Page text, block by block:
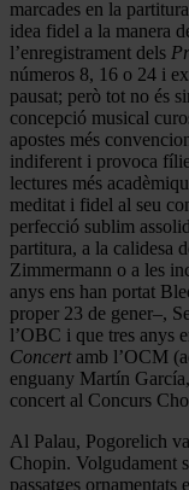
marcades en la
idea fidel a la manera
l’enregistrament dels
números 8, 16 o 24 i
pausat; però tot no és
concepció musical
apostes més
indiferent i provoca
lectures més
meditat i fidel al seu
perfecció sublim
partitura, a la calidesa
Zimmermann o a les
anys ens han portat
proper 23 de gener–,
l’OBC i que tres anys
Concertamb l’OCM
enguany Martín
concert al Concurs
Al Palau, Pogorelich
Chopin. Volgudament
passatges ornamentats